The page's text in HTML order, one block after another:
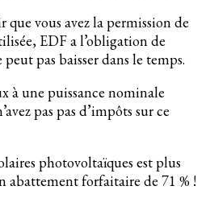
que vous avez la permission de
EDF a l’obligation de
pas baisser dans le temps.
à une puissance nominale
pas pas d’impôts sur ce
photovoltaïques est plus
abattement forfaitaire de 71 % !